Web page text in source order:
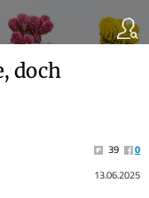
doch
39
0
13.06.2025